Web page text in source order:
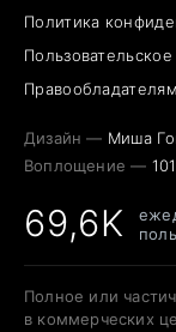
Политика
Правообладателям
Дизайн — Миша
Воплощение —
69,6K
Полное или
в коммерческих